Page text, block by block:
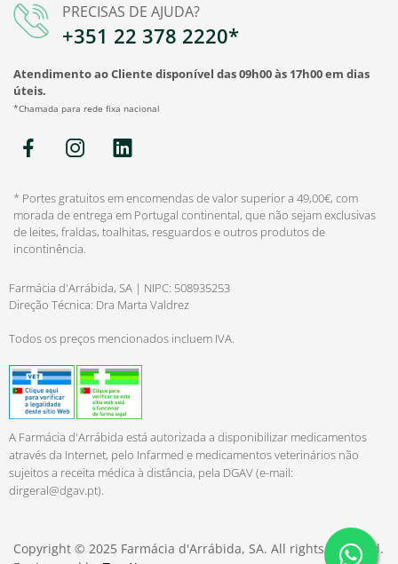
PRECISAS DE AJUDA?
+351 22 378 2220*
Atendimento ao Cliente disponível das 09h00 às 17h00 em dias
úteis.
*Chamada para rede fixa nacional
* Portes gratuitos em encomendas de valor superior a 49,00€, com
morada de entrega em Portugal continental, que não sejam exclusivas
de leites, fraldas, toalhitas, resguardos e outros produtos de
incontinência.
Farmácia d'Arrábida, SA | NIPC: 508935253
Direção Técnica: Dra Marta Valdrez
Todos os preços mencionados incluem IVA.
A Farmácia d'Arrábida está autorizada a disponibilizar medicamentos
através da Internet, pelo Infarmed e medicamentos veterinários não
sujeitos a receita médica à distância, pela DGAV (e-mail:
dirgeral@dgav.pt).
Copyright © 2025 Farmácia d'Arrábida, SA. All rights reserved.